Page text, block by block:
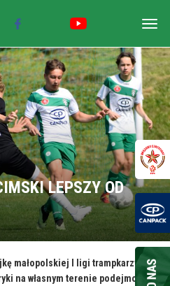
LEPSZY OD
małopolskiej I ligi trampkarzy.
na własnym terenie podejmował